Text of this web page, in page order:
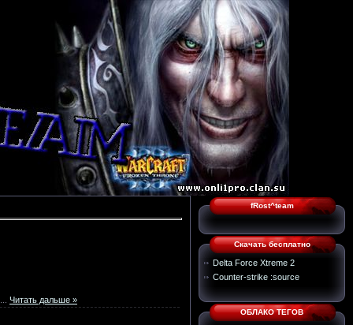
Читать дальше »
fRost^team
Cкачать бесплатно
Delta Force Xtreme 2
Сounter-strike :source
ОБЛАКО ТЕГОВ